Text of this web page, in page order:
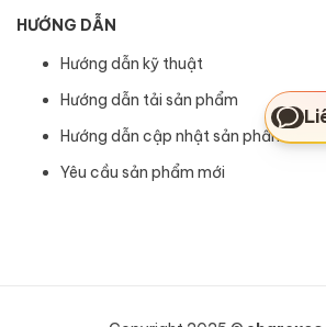
HƯỚNG DẪN
Hướng dẫn kỹ thuật
Hướng dẫn tải sản phẩm
Hướng dẫn cập nhật sản phẩm
Yêu cầu sản phẩm mới